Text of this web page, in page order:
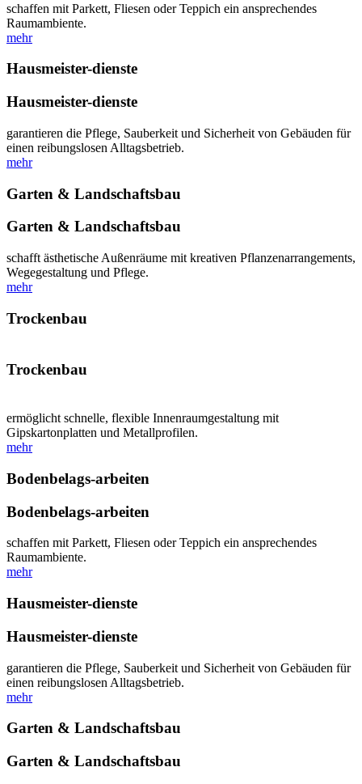
schaffen mit Parkett, Fliesen oder Teppich ein ansprechendes
Raumambiente.
mehr
Hausmeister-dienste
Hausmeister-dienste
garantieren die Pflege, Sauberkeit und Sicherheit von Gebäuden für
einen reibungslosen Alltagsbetrieb.
mehr
Garten & Landschaftsbau
Garten & Landschaftsbau
schafft ästhetische Außenräume mit kreativen Pflanzenarrangements,
Wegegestaltung und Pflege.
mehr
Trockenbau
Trockenbau
ermöglicht schnelle, flexible Innenraumgestaltung mit
Gipskartonplatten und Metallprofilen.
mehr
Bodenbelags-arbeiten
Bodenbelags-arbeiten
schaffen mit Parkett, Fliesen oder Teppich ein ansprechendes
Raumambiente.
mehr
Hausmeister-dienste
Hausmeister-dienste
garantieren die Pflege, Sauberkeit und Sicherheit von Gebäuden für
einen reibungslosen Alltagsbetrieb.
mehr
Garten & Landschaftsbau
Garten & Landschaftsbau